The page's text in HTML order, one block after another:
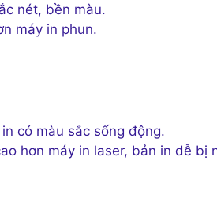
nét, bền màu.
máy in phun.
có màu sắc sống động.
hơn máy in laser, bản in dễ bị